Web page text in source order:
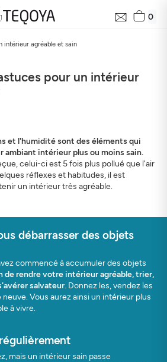
0
intérieur agréable et sain
pour un intérieur
et l'humidité sont des éléments qui
ambiant intérieur plus ou moins sain.
celui-ci est 5 fois plus pollué que l'air
réflexes et habitudes, il est
un intérieur très agréable.
débarrasser des objets
commencé à accumuler des objets
de rendre votre intérieur agréable, trier,
salvateur. Donnez les, vendez les
Vous aurez ainsi un intérieur plus
à vivre.
mais un intérieur sain passe